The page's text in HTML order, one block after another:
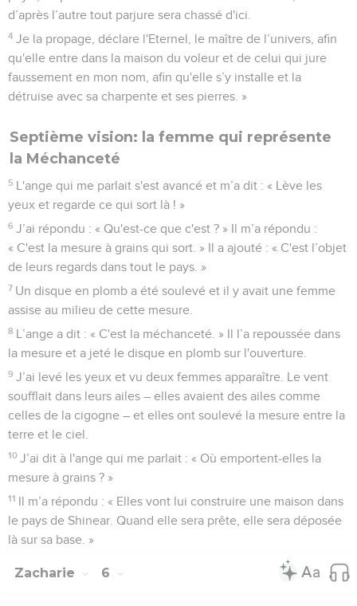
d’après l’autre tout parjure sera chassé d'ici.
4 Je la propage, déclare l'Eternel, le maître de l’univers, afin
qu'elle entre dans la maison du voleur et de celui qui jure
faussement en mon nom, afin qu'elle s’y installe et la
détruise avec sa charpente et ses pierres. »
Septième vision: la femme qui représente
la Méchanceté
5 L'ange qui me parlait s'est avancé et m’a dit : « Lève les
yeux et regarde ce qui sort là ! »
6 J’ai répondu : « Qu'est-ce que c'est ? » Il m’a répondu :
« C'est la mesure à grains qui sort. » Il a ajouté : « C'est l’objet
de leurs regards dans tout le pays. »
7 Un disque en plomb a été soulevé et il y avait une femme
assise au milieu de cette mesure.
8 L’ange a dit : « C'est la méchanceté. » Il l’a repoussée dans
la mesure et a jeté le disque en plomb sur l'ouverture.
9 J’ai levé les yeux et vu deux femmes apparaître. Le vent
soufflait dans leurs ailes – elles avaient des ailes comme
celles de la cigogne – et elles ont soulevé la mesure entre la
terre et le ciel.
10 J’ai dit à l'ange qui me parlait : « Où emportent-elles la
mesure à grains ? »
11 Il m’a répondu : « Elles vont lui construire une maison dans
le pays de Shinear. Quand elle sera prête, elle sera déposée
là sur sa base. »
Zacharie 6